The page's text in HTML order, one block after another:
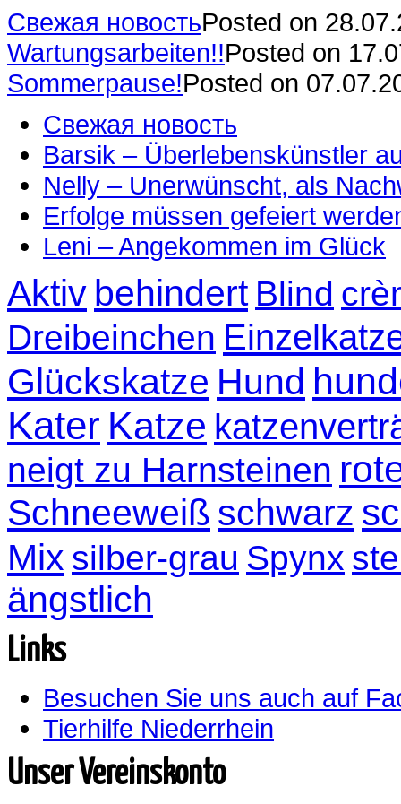
Свежая новостьPosted on
Wartungsarbeiten!!Posted on
Sommerpause!Posted on
Свежая новость
Barsik – Überlebenskünstler
Nelly – Unerwünscht, als
Erfolge müssen gefeiert
Leni – Angekommen im Glück
Aktiv behindert Blind
Dreibeinchen
Glückskatze Hund
Kater Katze
neigt zu Harnsteinen
Schneeweiß schwarz
Mix silber-grau Spynx
ängstlich
Links
Besuchen Sie uns auch auf
Tierhilfe Niederrhein
Unser Vereinskonto